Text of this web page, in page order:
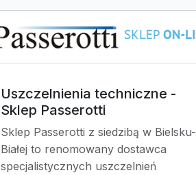
Uszczelnienia techniczne -
Sklep Passerotti
Sklep Passerotti z siedzibą w Bielsku-
Białej to renomowany dostawca
specjalistycznych uszczelnień